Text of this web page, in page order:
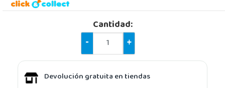
Cantidad:
-
+
Devolución gratuita en tiendas